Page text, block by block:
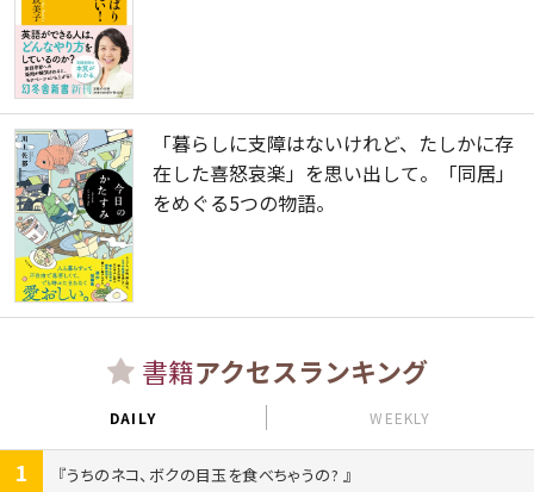
「暮らしに支障はないけれど、たしかに存
在した喜怒哀楽」を思い出して。「同居」
をめぐる5つの物語。
書籍アクセスランキング
DAILY WEEKLY
1
うちのネコ、ボクの目玉を食べちゃうの?